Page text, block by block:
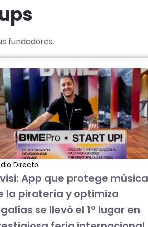
fundadores
Directo
App que protege música
la piratería y optimiza
se llevó el 1° lugar en